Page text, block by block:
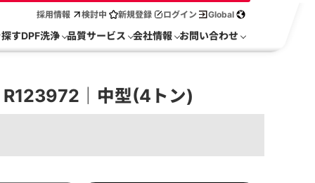
採用情報 検討中 新規登録 ログイン Global
すDPF洗浄 品質サービス 会社情報 お問い合わせ
R123972｜中型(4トン)